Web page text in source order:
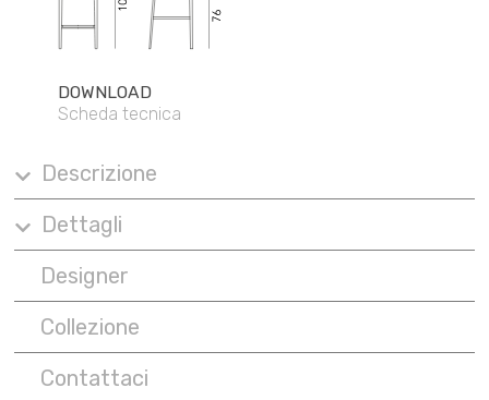
Descrizione
Dettagli
Designer
Collezione
Contattaci
DOWNLOAD
Scheda tecnica